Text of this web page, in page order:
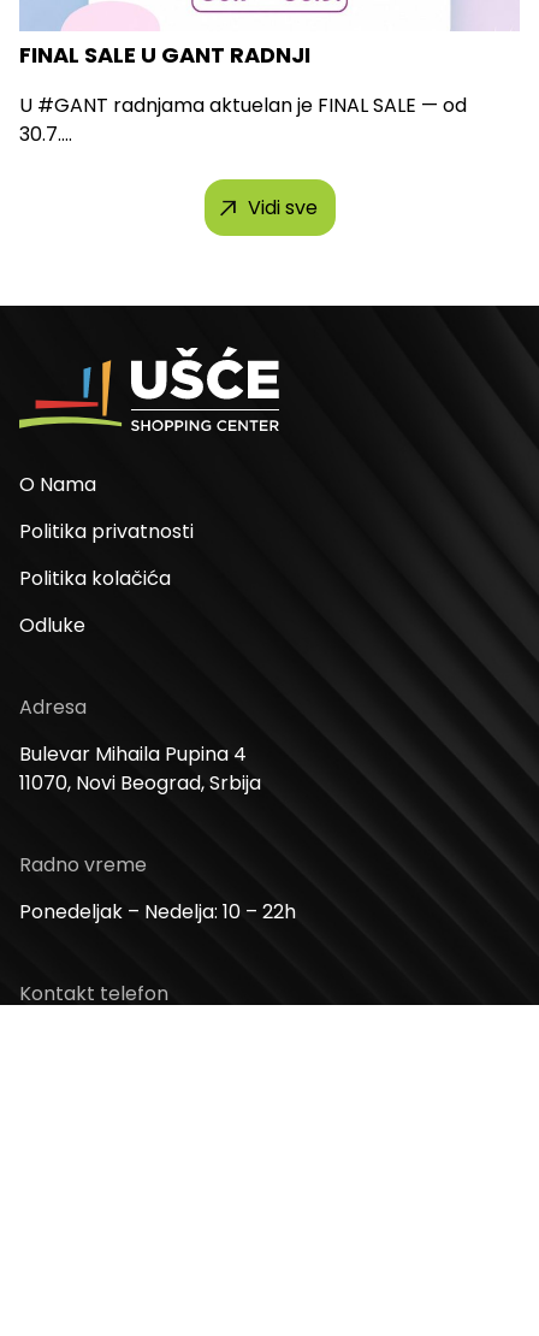
FINAL SALE U GANT RADNJI
U #GANT radnjama aktuelan je FINAL SALE — od
30.7....
Vidi sve
O Nama
Politika privatnosti
Politika kolačića
Odluke
Adresa
Bulevar Mihaila Pupina 4
11070, Novi Beograd, Srbija
Radno vreme
Ponedeljak – Nedelja: 10 – 22h
Kontakt telefon